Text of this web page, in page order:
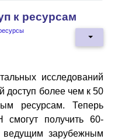
к ресурсам
исследований
доступ более чем к 50
ресурсам. Теперь
получить 60-
ведущим зарубежным